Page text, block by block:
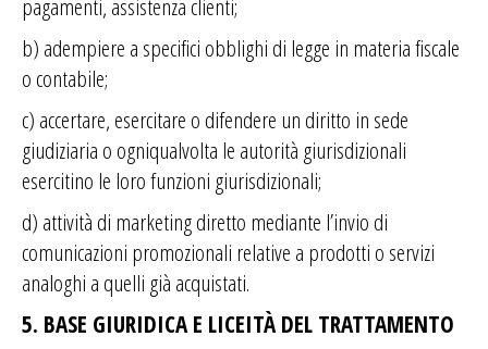
pagamenti, assistenza clienti;
b) adempiere a specifici obblighi di legge in materia fiscale
o contabile;
c) accertare, esercitare o difendere un diritto in sede
giudiziaria o ogniqualvolta le autorità giurisdizionali
esercitino le loro funzioni giurisdizionali;
d) attività di marketing diretto mediante l’invio di
comunicazioni promozionali relative a prodotti o servizi
analoghi a quelli già acquistati.
5. BASE GIURIDICA E LICEITÀ DEL TRATTAMENTO